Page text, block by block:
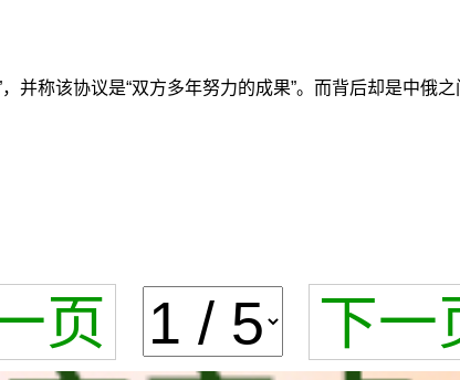
并称该协议是“双方多年努力的成果”。而背后却是中俄
页 下一